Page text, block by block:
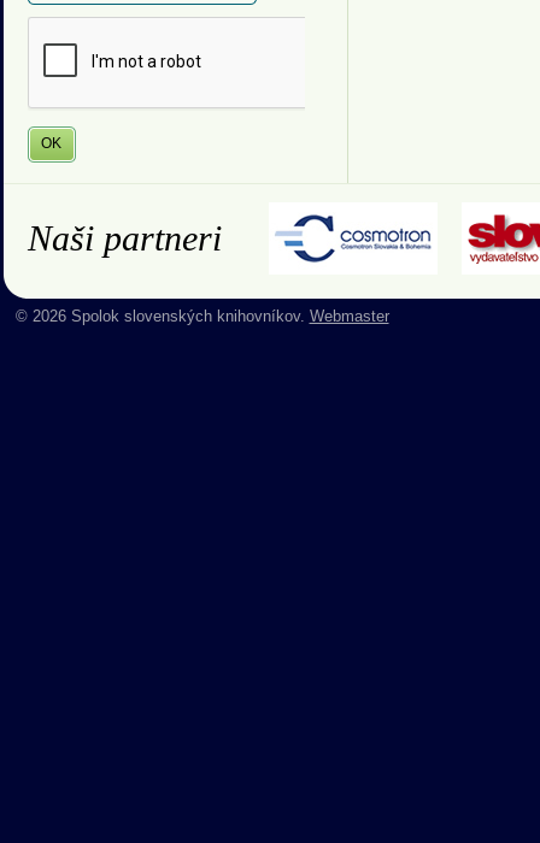
Naši partneri
© 2026 Spolok slovenských knihovníkov. Webmaster